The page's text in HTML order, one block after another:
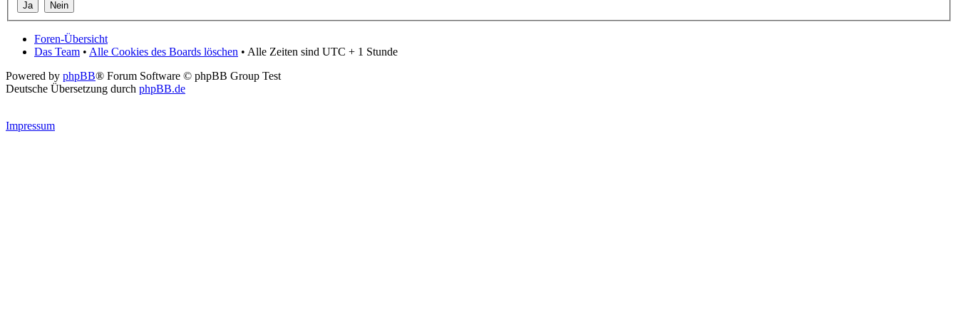
Foren-Übersicht
Das Team • Alle Cookies des Boards löschen • Alle Zeiten sind UTC + 1 Stunde
Powered by phpBB® Forum Software © phpBB Group Test
Deutsche Übersetzung durch phpBB.de
Impressum